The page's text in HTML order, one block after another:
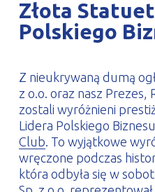
PROFILAR – profile
DE
Złota
Polskiego
Z nieukrywaną dumą
z o.o. oraz nasz Prezes,
zostali wyróżnieni
Lidera Polskiego
Club. To wyjątkowe
wręczone podczas
która odbyła się w